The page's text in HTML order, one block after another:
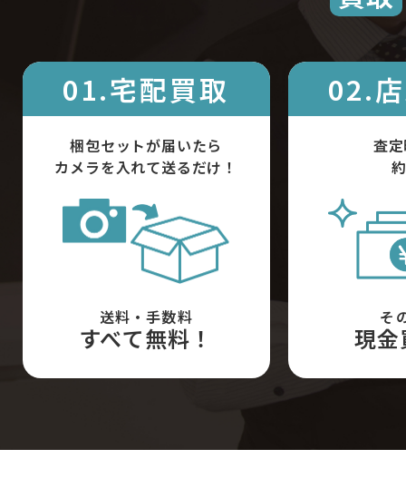
01.宅配買取
梱包セットが届いたら
カメラを入れて送るだけ！
送料・手数料
すべて無料！
02.
査
そ
現